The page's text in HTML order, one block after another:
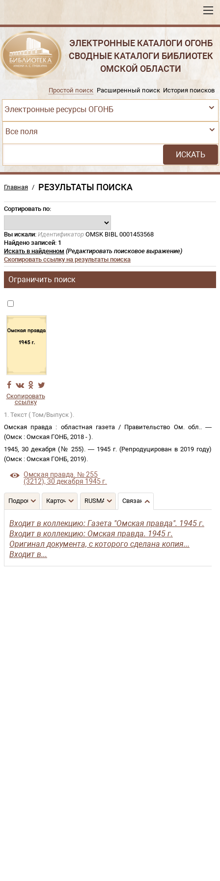
ЭЛЕКТРОННЫЕ КАТАЛОГИ ОГОНБ
СВОДНЫЕ КАТАЛОГИ БИБЛИОТЕК
ОМСКОЙ ОБЛАСТИ
Электронные ресурсы ОГОНБ
Простой поиск Расширенный поиск История поисков
Все поля
Главная / РЕЗУЛЬТАТЫ ПОИСКА
Сортировать по:
Вы искали: Идентификатор OMSK BIBL 0001453568
Найдено записей: 1
Искать в найденном (Редактировать поисковое выражение)
Скопировать ссылку на результаты поиска
Ограничить поиск
Скопировать
ссылку
1. Текст ( Том/Выпуск ).
Омская правда : областная газета / Правительство Ом. обл.. —
(Омск : Омская ГОНБ, 2018 - ).
1945, 30 декабря (№ 255). — 1945 г. (Репродуцирован в 2019 году)
(Омск : Омская ГОНБ, 2019).
Омская правда. № 255
(3212), 30 декабря 1945 г.
Подробнее Карточка RUSMARC Связанные записи
Входит в коллекцию: Газета "Омская правда". 1945 г.
Входит в коллекцию: Омская правда. 1945 г.
Оригинал документа, с которого сделана копия...
Входит в...